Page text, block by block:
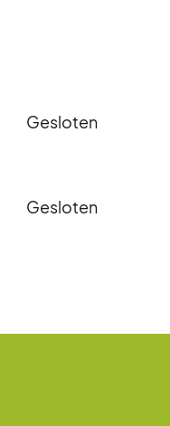
Gesloten
Gesloten